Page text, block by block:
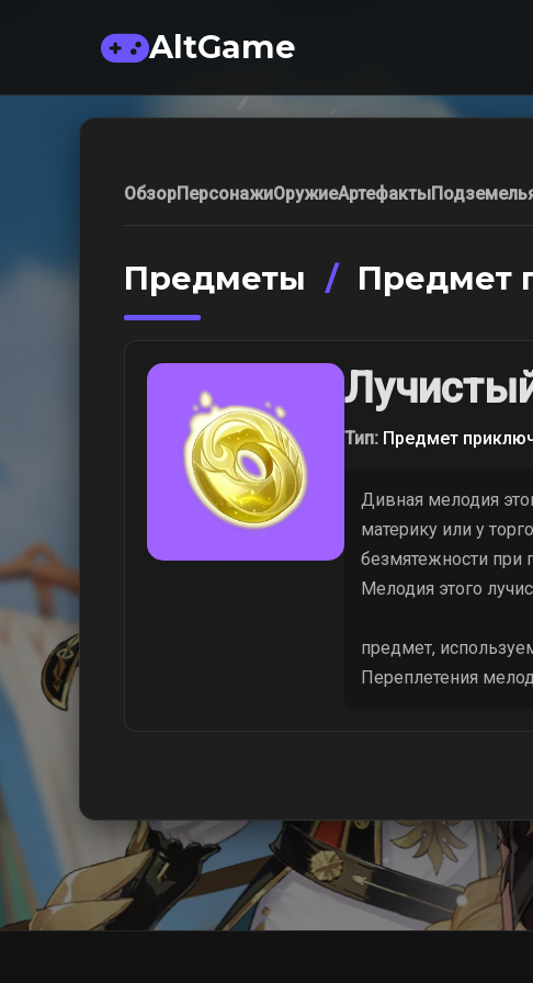
AltGame
ОбзорПерсонажиОружиеАртефакты
Предметы / Предмет
Тип: Предмет
Дивная мелодия
материку или у
безмятежности
Мелодия этого
предмет,
Переплетения